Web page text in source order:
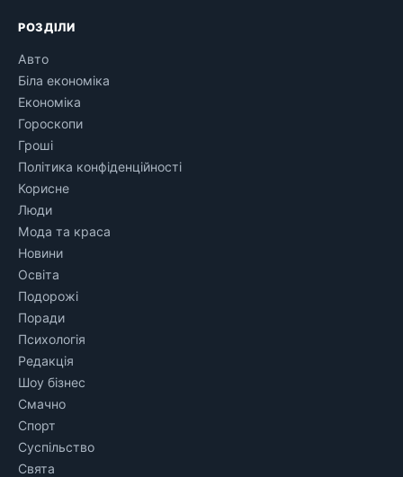
РОЗДІЛИ
Авто
Біла економіка
Економіка
Гороскопи
Гроші
Політика конфіденційності
Корисне
Люди
Мода та краса
Новини
Освіта
Подорожі
Поради
Психологія
Редакція
Шоу бізнес
Смачно
Спорт
Суспільство
Свята